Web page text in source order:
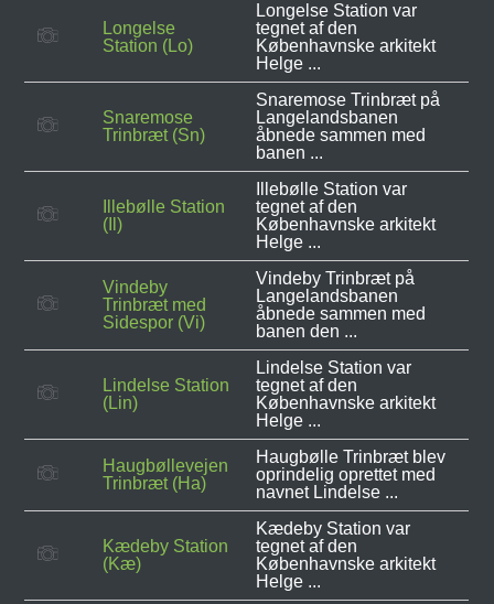
Longelse
Station (Lo)
Longelse Station var
tegnet af den
Københavnske arkitekt
Helge ...
Snaremose
Trinbræt (Sn)
Snaremose Trinbræt på
Langelandsbanen
åbnede sammen med
banen ...
Illebølle Station
(Il)
Illebølle Station var
tegnet af den
Københavnske arkitekt
Helge ...
Vindeby
Trinbræt med
Sidespor (Vi)
Vindeby Trinbræt på
Langelandsbanen
åbnede sammen med
banen den ...
Lindelse Station
(Lin)
Lindelse Station var
tegnet af den
Københavnske arkitekt
Helge ...
Haugbøllevejen
Trinbræt (Ha)
Haugbølle Trinbræt blev
oprindelig oprettet med
navnet Lindelse ...
Kædeby Station
(Kæ)
Kædeby Station var
tegnet af den
Københavnske arkitekt
Helge ...